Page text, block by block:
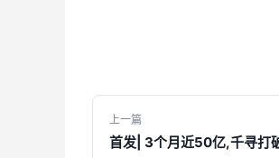
上一篇
首发| 3个月近50亿,千寻打